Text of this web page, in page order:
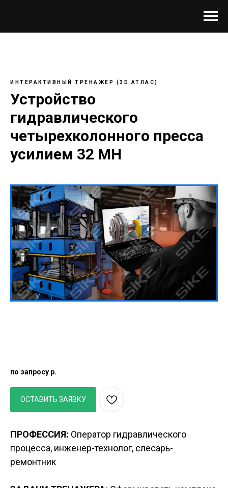
ИНТЕРАКТИВНЫЙ ТРЕНАЖЕР (3D АТЛАС)
Устройство
гидравлического
четырехколонного пресса
усилием 32 МН
по запросу р.
ОСТАВИТЬ ЗАЯВКУ
ПРОФЕССИЯ: Оператор гидравлического
процесса, инженер-технолог, слесарь-
ремонтник